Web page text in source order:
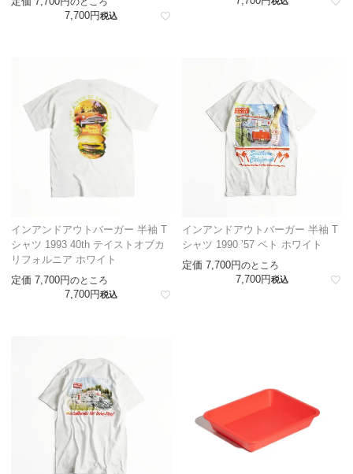
7,700 税込
インアンドアウトバーガー 半袖 T
シャツ 1993 40th テイストオブカ
リフォルニア ホワイト
定価 7,700 のところ
7,700 税込
インアンドアウトバーガー 半袖 T
シャツ 1990 ’57 ベト ホワイト
定価 7,700 のところ
7,700 税込